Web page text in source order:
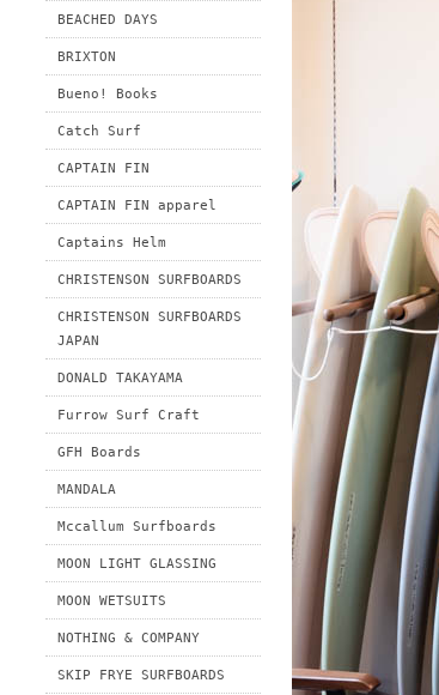
BEACHED DAYS
BRIXTON
Bueno! Books
Catch Surf
CAPTAIN FIN
CAPTAIN FIN apparel
Captains Helm
CHRISTENSON SURFBOARDS
CHRISTENSON SURFBOARDS
JAPAN
DONALD TAKAYAMA
Furrow Surf Craft
GFH Boards
MANDALA
Mccallum Surfboards
MOON LIGHT GLASSING
MOON WETSUITS
NOTHING & COMPANY
SKIP FRYE SURFBOARDS